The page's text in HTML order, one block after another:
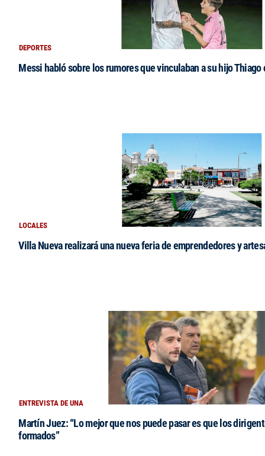
DEPORTES
Messi habló sobre los rumores que vinculaban a su hijo Thiago
LOCALES
Villa Nueva realizará una nueva feria de emprendedores y
ENTREVISTA DE UNA
Martín Juez: “Lo mejor que nos puede pasar es que los
formados”